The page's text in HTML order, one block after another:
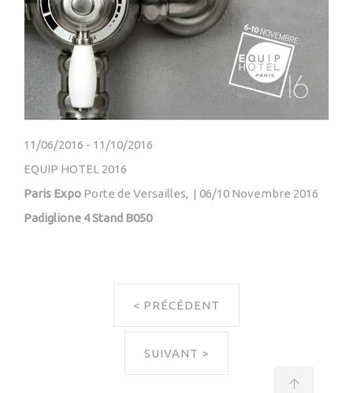
11/06/2016 - 11/10/2016
EQUIP HOTEL 2016
Paris Expo Porte de Versailles, | 06/10 Novembre 2016
Padiglione 4 Stand B050
< PRÉCÉDENT
SUIVANT >